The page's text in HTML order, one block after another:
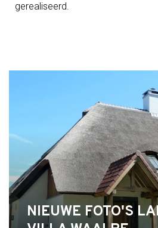
gerealiseerd.
NIEUWE FOTO'S